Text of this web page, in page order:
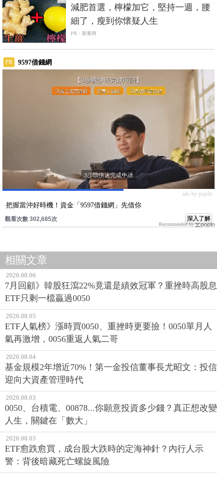
減肥首選，檸檬加它，堅持一週，腰
細了，瘦到你懷疑人生
PR・新素簡
PR 9597借錢網
ads by popIn
把握當沖好時機！資金「9597借錢網」先借你
觀看次數 302,685次 深入了解
Recommended by
相關文章
2026.08.06
7月回顧》韓股狂瀉22%竟還是績效冠軍？重挫時高股息
ETF只剩一檔贏過0050
2026.08.05
ETF人氣榜》漲時買0050、重挫時更要撿！0050單月人
氣再激增，0056重返人氣二哥
2026.08.04
基金規模2年增近70%！第一金投信董事長尤昭文：投信
迎向大資產管理時代
2026.08.03
0050、台積電、00878...你願意投資多少錢？真正想改變
人生，關鍵在「數大」
2026.08.03
ETF愈跌愈買，成台股大跌時的定海神針？內行人示
警：背後暗藏死亡螺旋風險